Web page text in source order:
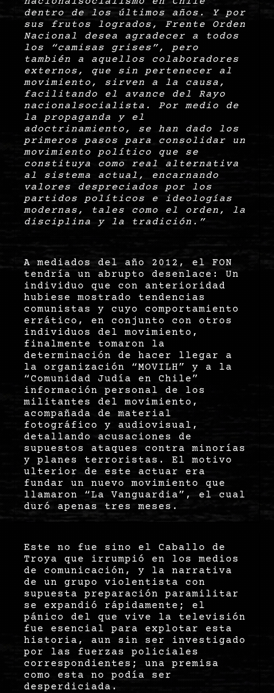
dentro de los últimos años. Y por
sus frutos logrados, Frente Orden
Nacional desea agradecer a todos
los “camisas grises”, pero
también a aquellos colaboradores
externos, que sin pertenecer al
movimiento, sirven a la causa,
facilitando el avance del Rayo
nacionalsocialista. Por medio de
la propaganda y el
adoctrinamiento, se han dado los
primeros pasos para consolidar un
movimiento político que se
constituya como real alternativa
al sistema actual, encarnando
valores despreciados por los
partidos políticos e ideologías
modernas, tales como el orden, la
disciplina y la tradición.”
A mediados del año 2012, el FON
tendría un abrupto desenlace: Un
individuo que con anterioridad
hubiese mostrado tendencias
comunistas y cuyo comportamiento
errático, en conjunto con otros
individuos del movimiento,
finalmente tomaron la
determinación de hacer llegar a
la organización “MOVILH” y a la
“Comunidad Judía en Chile”
información personal de los
militantes del movimiento,
acompañada de material
fotográfico y audiovisual,
detallando acusaciones de
supuestos ataques contra minorías
y planes terroristas. El motivo
ulterior de este actuar era
fundar un nuevo movimiento que
llamaron “La Vanguardia”, el cual
duró apenas tres meses.
Este no fue sino el Caballo de
Troya que irrumpió en los medios
de comunicación, y la narrativa
de un grupo violentista con
supuesta preparación paramilitar
se expandió rápidamente; el
pánico del que vive la televisión
fue esencial para explotar esta
historia, aun sin ser investigado
por las fuerzas policiales
correspondientes; una premisa
como esta no podía ser
desperdiciada.